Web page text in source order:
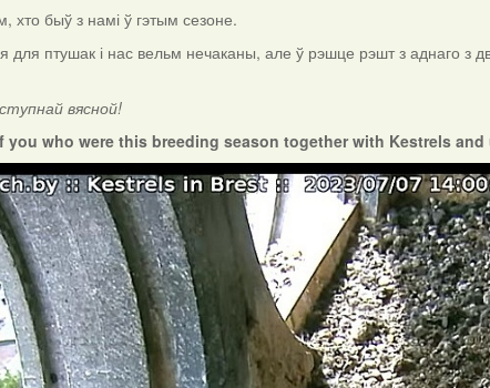
хто быў з намі ў гэтым сезоне.
для птушак і нас вельм нечаканы, але ў рэшце рэшт з аднаго з
вясной!
you who were this breeding season together with Kestrels